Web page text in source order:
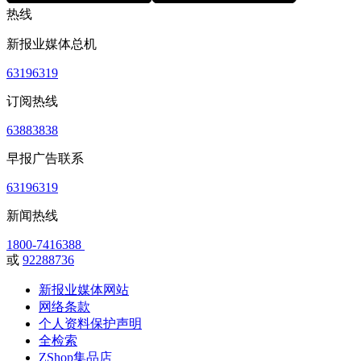
热线
新报业媒体总机
63196319
订阅热线
63883838
早报广告联系
63196319
新闻热线
1800-7416388
或 92288736
新报业媒体网站
网络条款
个人资料保护声明
全检索
ZShop集品店